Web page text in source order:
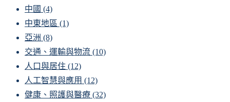
中國 (4)
中東地區 (1)
亞洲 (8)
交通、運輸與物流 (10)
人口與居住 (12)
人工智慧與應用 (12)
健康、照護與醫療 (32)